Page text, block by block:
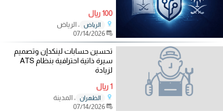
100 ريال
الرياض
، الرياض
07/14/2026
تحسين حسابات لينكدإن وتصميم
سيرة ذاتية احترافية بنظام ATS
لزيادة
1 ريال
الظهران
، المدينة
07/14/2026